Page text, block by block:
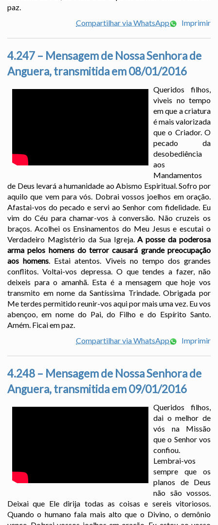
paz.
Compartilhar via WhatsApp
Imprimir
4.247 – Mensagem de Nossa Senhora de
Anguera, transmitida em 08/01/2016
Queridos filhos,
viveis no tempo
em que a criatura
é mais valorizada
que o Criador. O
pecado da
desobediência
aos
Mandamentos
de Deus levará a humanidade ao Abismo Espiritual. Sofro por
aquilo que vem para vós. Dobrai vossos joelhos em oração.
Afastai-vos do pecado e servi ao Senhor com fidelidade. Eu
vim do Céu para chamar-vos à conversão. Não cruzeis os
braços. Acolhei os Ensinamentos do Meu Jesus e escutai o
Verdadeiro Magistério da Sua Igreja.A posse da poderosa
arma pelos homens do terror causará grande preocupação
aos homens. Estai atentos. Viveis no tempo dos grandes
conflitos. Voltai-vos depressa. O que tendes a fazer, não
deixeis para o amanhã. Esta é a mensagem que hoje vos
transmito em nome da Santíssima Trindade. Obrigada por
Me terdes permitido reunir-vos aqui por mais uma vez. Eu vos
abençoo, em nome do Pai, do Filho e do Espírito Santo.
Amém. Ficai em paz.
Compartilhar via WhatsApp
Imprimir
4.248 – Mensagem de Nossa Senhora de
Anguera, transmitida em 09/01/2016
Queridos filhos,
dai o melhor de
vós na Missão
que o Senhor vos
confiou.
Lembrai-vos
sempre que os
planos de Deus
não são vossos.
Deixai que Ele dirija todas as coisas e sereis vitoriosos.
Quando o humano fala mais alto que o Divino, o demônio